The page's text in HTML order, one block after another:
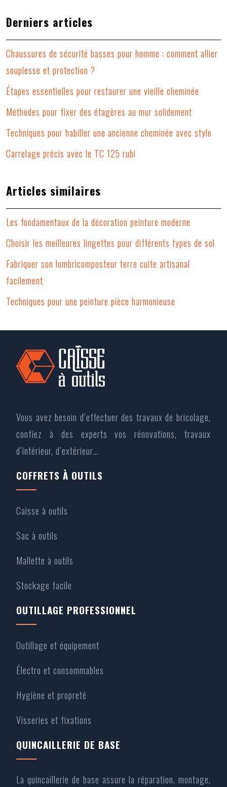
Derniers articles
Chaussures de sécurité basses pour homme : comment allier
souplesse et protection ?
Étapes essentielles pour restaurer une vieille cheminée
Méthodes pour fixer des étagères au mur solidement
Techniques pour habiller une ancienne cheminée avec style
Carrelage précis avec le TC 125 rubi
Articles similaires
Les fondamentaux de la décoration peinture moderne
Choisir les meilleures lingettes pour différents types de sol
Fabriquer son lombricomposteur terre cuite artisanal
facilement
Techniques pour une peinture pièce harmonieuse
Vous avez besoin d’effectuer des travaux de bricolage,
confiez à des experts vos rénovations, travaux
d’intérieur, d’extérieur…
COFFRETS À OUTILS
Caisse à outils
Sac à outils
Mallette à outils
Stockage facile
OUTILLAGE PROFESSIONNEL
Outillage et équipement
Électro et consommables
Hygiène et propreté
Visseries et fixations
QUINCAILLERIE DE BASE
La quincaillerie de base assure la réparation, montage,